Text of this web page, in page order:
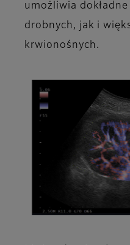
umożliwia
drobnych, jak i
krwionośnych.